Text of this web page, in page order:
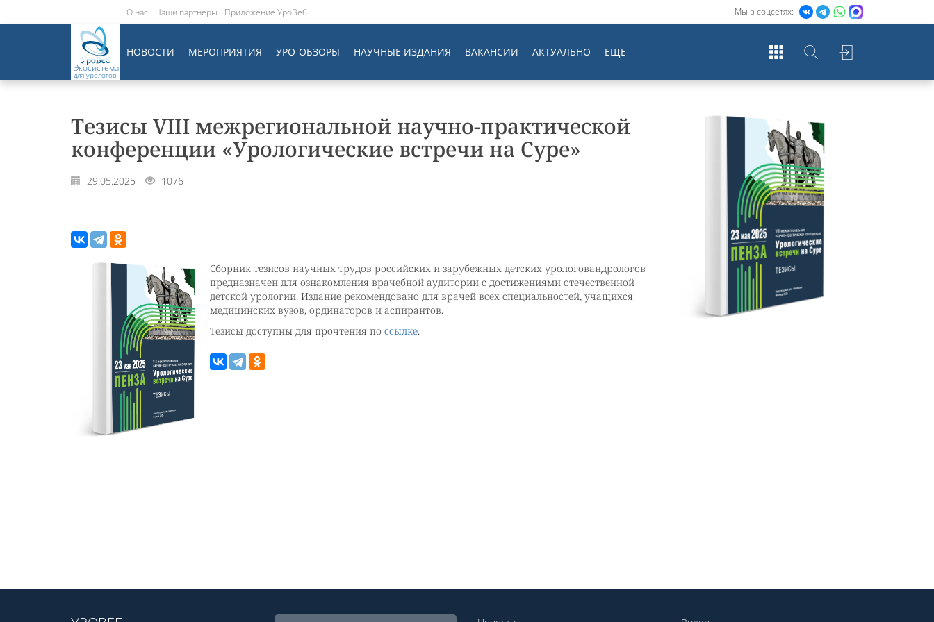
Мы в соцсетях:
О нас Наши партнеры Приложение УроВеб
Экосистема
для урологов
НОВОСТИ МЕРОПРИЯТИЯ УРО-ОБЗОРЫ НАУЧНЫЕ ИЗДАНИЯ ВАКАНСИИ АКТУАЛЬНО ЕЩЕ
Тезисы VIII межрегиональной научно-практической
конференции «Урологические встречи на Суре»
29.05.2025 1076
Сборник тезисов научных трудов российских и зарубежных детских урологовандрологов
предназначен для ознакомления врачебной аудитории с достижениями отечественной
детской урологии. Издание рекомендовано для врачей всех специальностей, учащихся
медицинских вузов, ординаторов и аспирантов.
Тезисы доступны для прочтения по ссылке.